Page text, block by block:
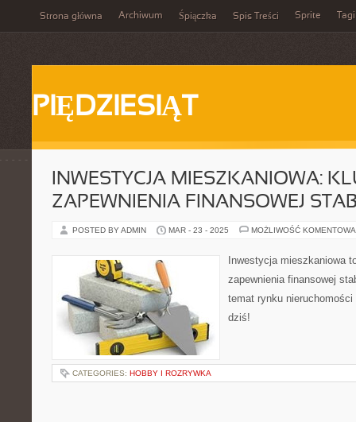
Strona główna Archiwum Śpiączka Spis Treści Sprite Tagi
PIĘDZIESIĄT
INWESTYCJA MIESZKANIOWA:
ZAPEWNIENIA FINANSOWEJ
POSTED BY ADMIN MAR - 23 - 2025 MOŻLIWOŚĆ
Inwestycja mieszkaniowa
zapewnienia finansowej
temat rynku
dziś!
CATEGORIES: HOBBY I ROZRYWKA